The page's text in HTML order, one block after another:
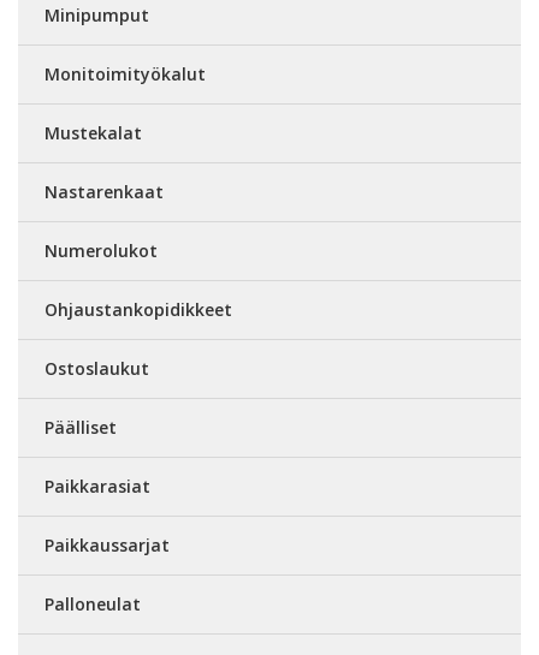
Minipumput
Monitoimityökalut
Mustekalat
Nastarenkaat
Numerolukot
Ohjaustankopidikkeet
Ostoslaukut
Päälliset
Paikkarasiat
Paikkaussarjat
Palloneulat